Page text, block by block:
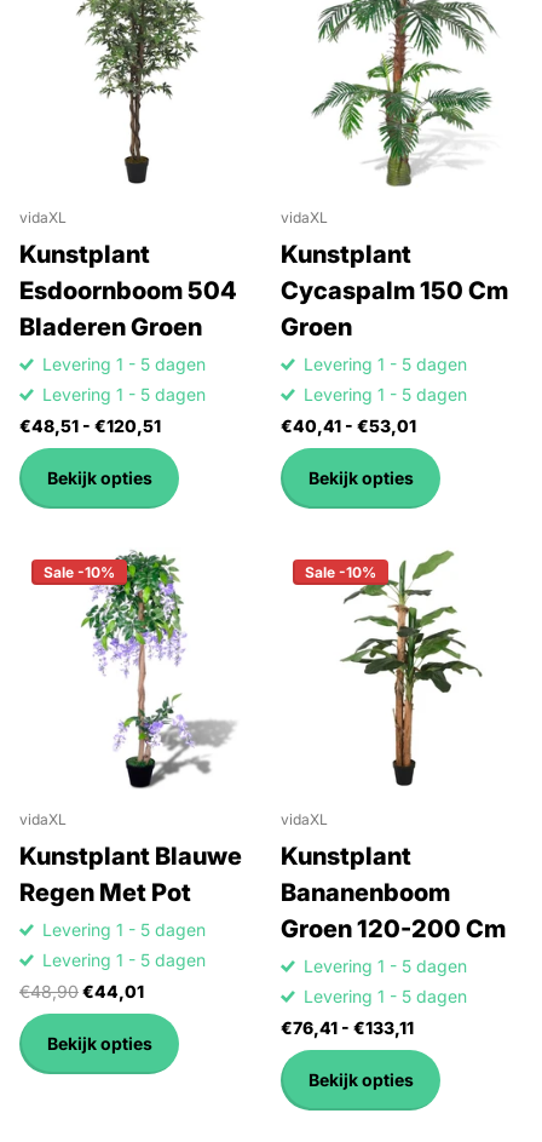
vidaXL
Kunstplant
Esdoornboom 504
Bladeren Groen
Levering 1 - 5 dagen
Levering 1 - 5 dagen
€48,51 - €120,51
Bekijk opties
vidaXL
Kunstplant
Cycaspalm 150 Cm
Groen
Levering 1 - 5 dagen
Levering 1 - 5 dagen
€40,41 - €53,01
Bekijk opties
Sale -10%
vidaXL
Kunstplant Blauwe
Regen Met Pot
Levering 1 - 5 dagen
Levering 1 - 5 dagen
€48,90€44,01
Bekijk opties
Sale -10%
vidaXL
Kunstplant
Bananenboom
Groen 120-200 Cm
Levering 1 - 5 dagen
Levering 1 - 5 dagen
€76,41 - €133,11
Bekijk opties